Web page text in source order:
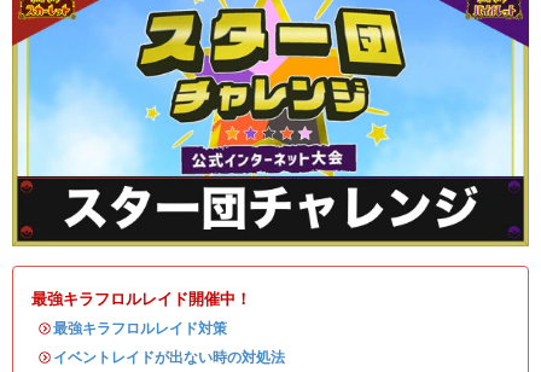
最強キラフロルレイド開催中！
・最強キラフロルレイド対策
・ イベントレイドが出ない時の対処法